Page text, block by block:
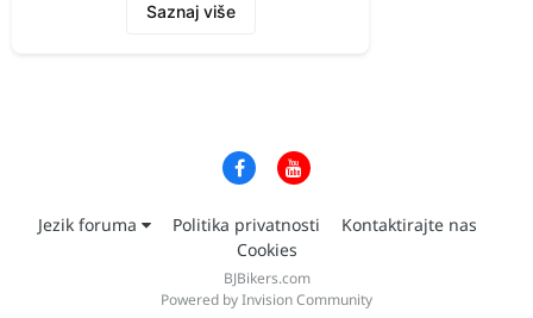
Saznaj više
Jezik foruma Politika privatnosti
Kontaktirajte nas
Cookies
BJBikers.com
Powered by Invision Community